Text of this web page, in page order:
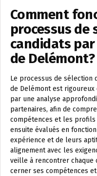
Comment
processus de
candidats par
de Delémont?
Le processus de sélection
de Delémont est rigoureux
par une analyse
partenaires, afin de
compétences et les profils
ensuite évalués en
expérience et de leurs
alignement avec les
veille à rencontrer chaque
cerner ses compétences